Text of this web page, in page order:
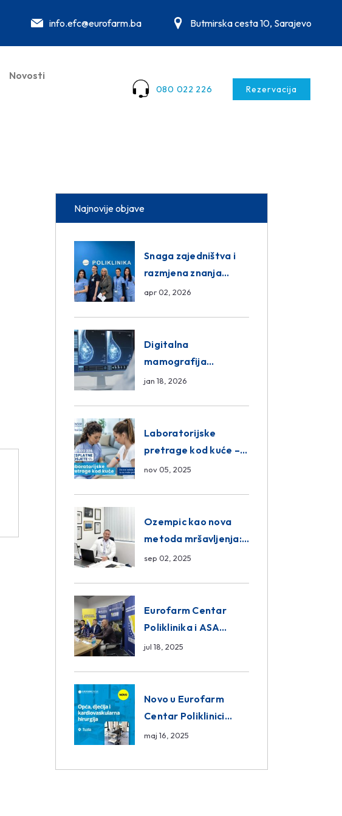
info.efc@eurofarm.ba Butmirska cesta 10, Sarajevo
Novosti
080 022 226 Rezervacija
Najnovije objave
Snaga zajedništva i
razmjena znanja
unutar ASA Medical
apr 02, 2026
Digitalna
mamografija
Sarajevo – Pregled
jan 18, 2026
Laboratorijske
pretrage kod kuće –
novo u Eurofam
nov 05, 2025
Ozempic kao nova
metoda mršavljenja:
da ili ne?
sep 02, 2025
Eurofarm Centar
Poliklinika i ASA
CENTRAL osiguranje
BiH
jul 18, 2025
Novo u Eurofarm
Centar Poliklinici
Tuzla – opća, dječija i
hirurgija
maj 16, 2025